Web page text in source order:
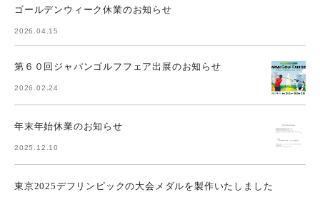
ゴールデンウィーク休業のお知らせ
2026.04.15
第６０回ジャパンゴルフフェア出展のお知らせ
2026.02.24
年末年始休業のお知らせ
2025.12.10
東京2025デフリンピックの大会メダルを製作いたしました